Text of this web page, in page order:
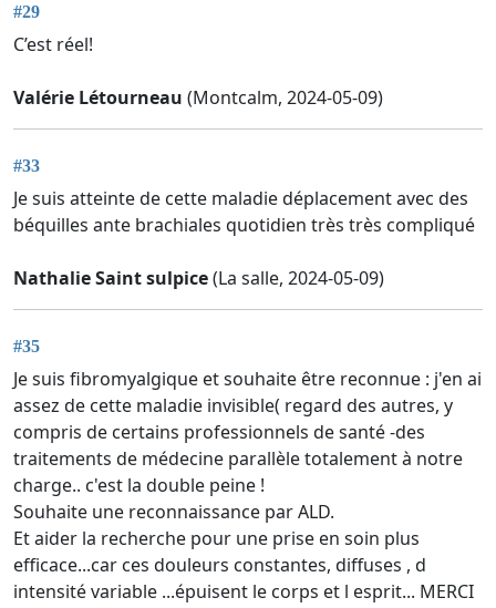
#29
C’est réel!
Valérie Létourneau (Montcalm, 2024-05-09)
#33
Je suis atteinte de cette maladie déplacement avec des
béquilles ante brachiales quotidien très très compliqué
Nathalie Saint sulpice(La salle, 2024-05-09)
#35
Je suis fibromyalgique et souhaite être reconnue : j'en ai
assez de cette maladie invisible( regard des autres, y
compris de certains professionnels de santé -des
traitements de médecine parallèle totalement à notre
charge.. c'est la double peine !
Souhaite une reconnaissance par ALD.
Et aider la recherche pour une prise en soin plus
efficace...car ces douleurs constantes, diffuses , d
intensité variable ...épuisent le corps et l esprit... MERCI